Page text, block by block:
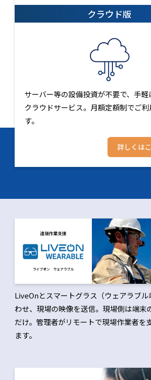
クラウド版
サーバー等の設備投資が不要で、手軽
クラウドサービス。月額定額制でご
す。
詳しくは
遠隔作業支援
ライブオン ウェアラブル
LiveOnとスマートグラス（ウェアラブ
わせ、現場の映像を送信。現場側は端末
だけ。管理者がリモートで現場作業者を
ます。